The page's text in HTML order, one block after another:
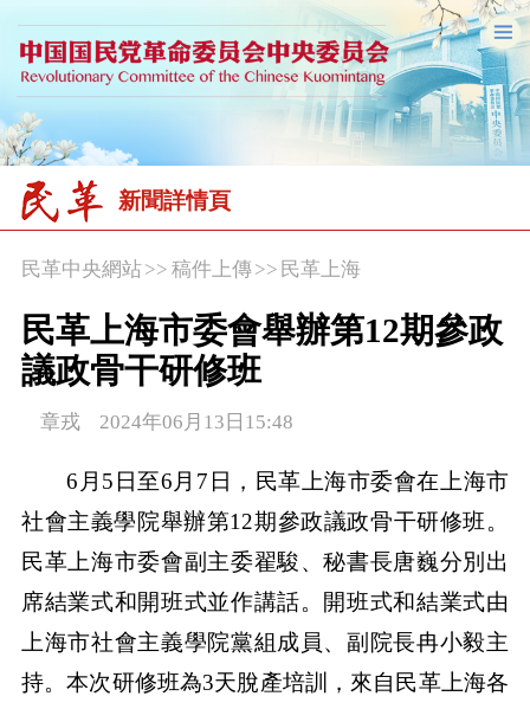
新聞詳情頁
民革中央網站>> 稿件上傳>> 民革上海
民革上海市委會舉辦第12期參政
議政骨干研修班
章戎 2024年06月13日15:48
6月5日至6月7日，民革上海市委會在上海市
社會主義學院舉辦第12期參政議政骨干研修班。
民革上海市委會副主委翟駿、秘書長唐巍分別出
席結業式和開班式並作講話。開班式和結業式由
上海市社會主義學院黨組成員、副院長冉小毅主
持。本次研修班為3天脫產培訓，來自民革上海各